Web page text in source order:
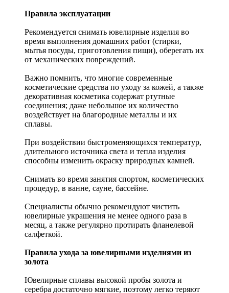
Правила эксплуатации
Рекомендуется снимать ювелирные изделия во
время выполнения домашних работ (стирки,
мытья посуды, приготовления пищи), оберегать их
от механических повреждений.
Важно помнить, что многие современные
косметические средства по уходу за кожей, а также
декоративная косметика содержат ртутные
соединения; даже небольшое их количество
воздействует на благородные металлы и их
сплавы.
При воздействии быстроменяющихся температур,
длительного источника света и тепла изделия
способны изменить окраску природных камней.
Снимать во время занятия спортом, косметических
процедур, в ванне, сауне, бассейне.
Специалисты обычно рекомендуют чистить
ювелирные украшения не менее одного раза в
месяц, а также регулярно протирать фланелевой
салфеткой.
Правила ухода за ювелирными изделиями из
золота
Ювелирные сплавы высокой пробы золота и
серебра достаточно мягкие, поэтому легко теряют